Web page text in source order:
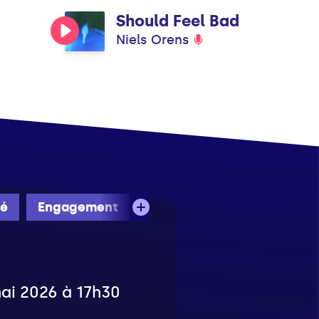
Should Feel Bad
Niels Orens
Engagement
2026 à 17h30